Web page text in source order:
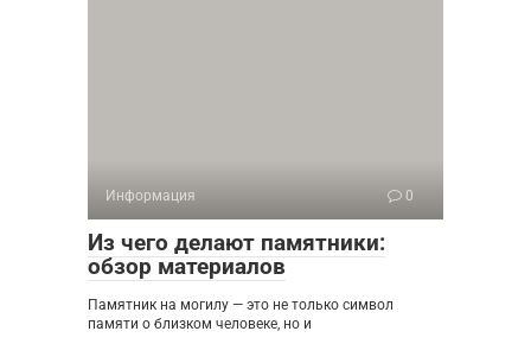
Информация 0
Из чего делают памятники:
обзор материалов
Памятник на могилу — это не только символ
памяти о близком человеке, но и